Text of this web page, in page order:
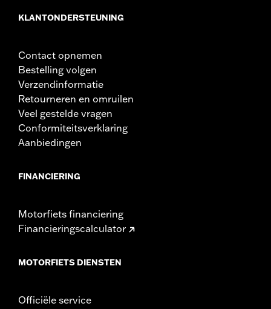
KLANTONDERSTEUNING
Contact opnemen
Bestelling volgen
Verzendinformatie
Retourneren en omruilen
Veel gestelde vragen
Conformiteitsverklaring
Aanbiedingen
FINANCIERING
Motorfiets financiering
Financieringscalculator
MOTORFIETS DIENSTEN
Officiële service